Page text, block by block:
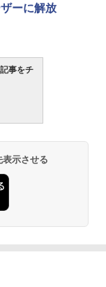
ーに解放
事をチ
示させる